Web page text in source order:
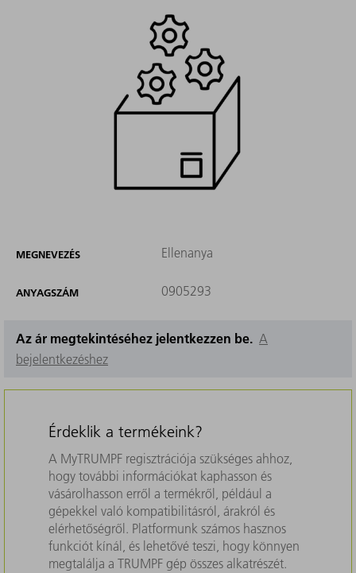
MEGNEVEZÉS Ellenanya
ANYAGSZÁM 0905293
Az ár megtekintéséhez jelentkezzen be. A
bejelentkezéshez
Érdeklik a termékeink?
A MyTRUMPF regisztrációja szükséges ahhoz,
hogy további információkat kaphasson és
vásárolhasson erről a termékről, például a
gépekkel való kompatibilitásról, árakról és
elérhetőségről. Platformunk számos hasznos
funkciót kínál, és lehetővé teszi, hogy könnyen
megtalálja a TRUMPF gép összes alkatrészét.